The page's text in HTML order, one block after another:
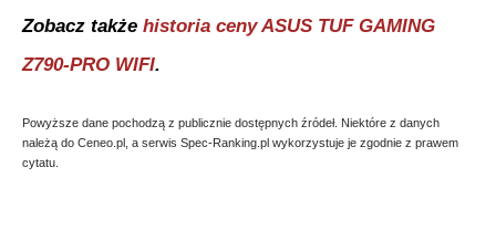
Zobacz także historia cenyASUS TUF GAMING
Z790-PRO WIFI.
Powyższe dane pochodzą z publicznie dostępnych źródeł. Niektóre z danych
należą do Ceneo.pl, a serwis Spec-Ranking.pl wykorzystuje je zgodnie z prawem
cytatu.